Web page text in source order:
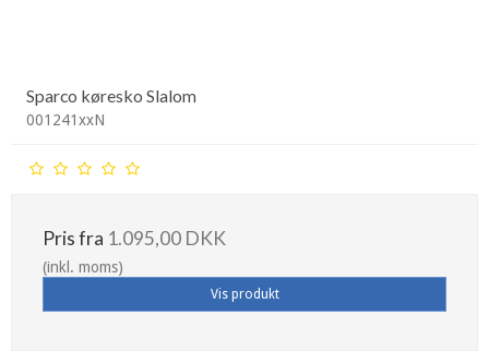
Sparco køresko Slalom
001241xxN
Pris fra 1.095,00 DKK
(inkl. moms)
Vis produkt